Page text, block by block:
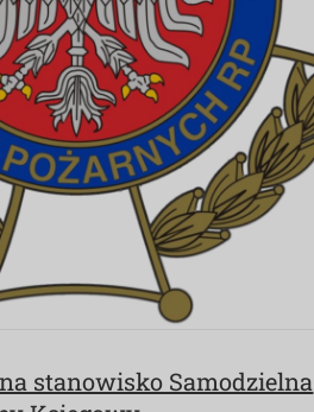
na stanowisko Samodzielna